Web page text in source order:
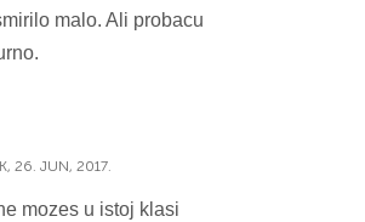
malo. Ali probacu
26. JUN, 2017.
mozes u istoj klasi